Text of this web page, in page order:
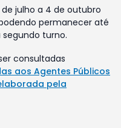
julho a 4 de outubro
permanecer até
turno.
consultadas
aos Agentes Públicos
pela